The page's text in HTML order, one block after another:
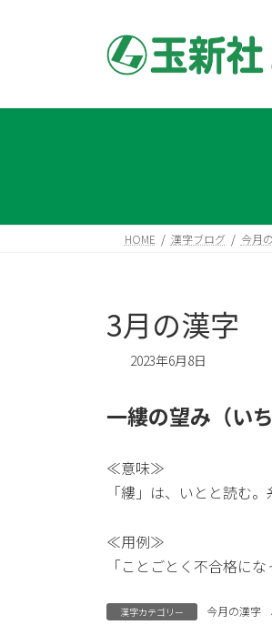
HOME 漢字ブログ 今月
3月の漢字
2023年6月8日
一縷の望み（い
≪意味≫
「縷」は、いとと読む
≪用例≫
「ことごとく不合格に
漢字カテゴリー 今月の漢字